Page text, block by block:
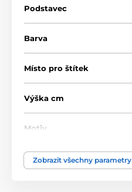
Podstavec
Barva
Místo pro štítek
Výška cm
Motiv
Typ ocenění
Zobrazit všechny parametry